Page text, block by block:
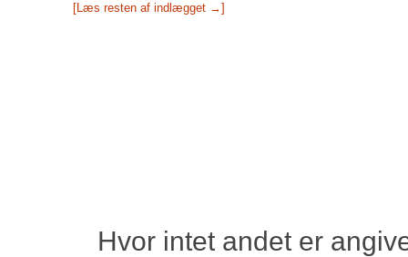
[Læs resten af indlægget →]
Hvor intet andet er